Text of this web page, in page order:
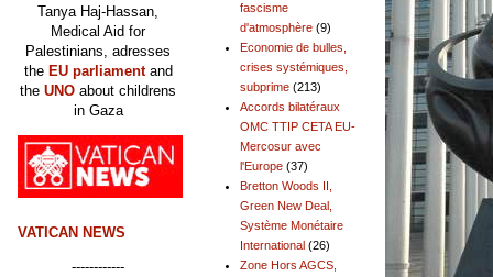
fascisme
d'atmosphère (9)
Economie de bulles,
crises systémiques,
subprime (213)
Accords bilatéraux
OMC TTIP CETA EU-
Mercosur avec
l'Europe (37)
Bretton Woods II,
Green New Deal,
Système Monétaire
International (26)
Zone Hors AGCS,
Tanya Haj-Hassan,
Medical Aid for
Palestinians, adresses
the EU parliamentand
the UNO about childrens
in Gaza
VATICAN NEWS
------------